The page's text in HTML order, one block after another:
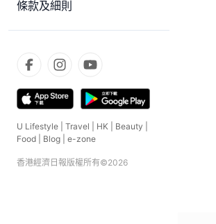
條款及細則
U Lifestyle Travel HK Beauty
Food
Blog e-zone
香港經濟日報版權所有©2026